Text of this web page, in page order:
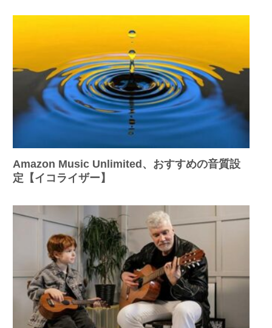
Amazon Music Unlimited、おすすめの音質設
定【イコライザー】